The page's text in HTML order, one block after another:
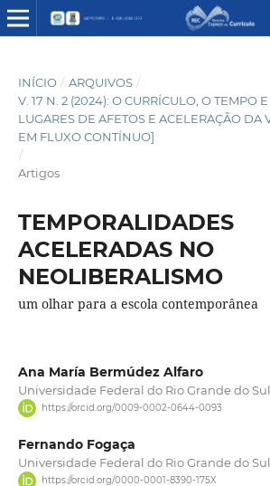
INÍCIO / ARQUIVOS /
V. 17 N. 2 (2024): O CURRÍCULO, O TEMPO
LUGARES DE AFETOS E ACELERAÇÃO DA
EM FLUXO CONTÍNUO]
/
Artigos
TEMPORALIDADES
ACELERADAS NO
NEOLIBERALISMO
um olhar para a escola contemporânea
Ana María Bermúdez Alfaro
Universidade Federal do Rio Grande do
https://orcid.org/0009-0002-0644-0093
Fernando Fogaça
Universidade Federal do Rio Grande do
https://orcid.org/0000-0001-8390-175X